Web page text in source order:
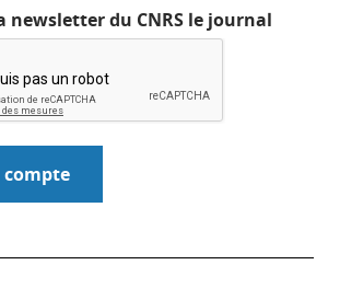
newsletter du CNRS le journal